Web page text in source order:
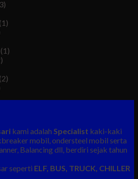
(1)
(1)
(2)
kami adalah Specialist kaki-kaki
mobil, ondersteel mobil serta
Balancing dll, berdiri sejak tahun
seperti ELF, BUS, TRUCK, CHILLER